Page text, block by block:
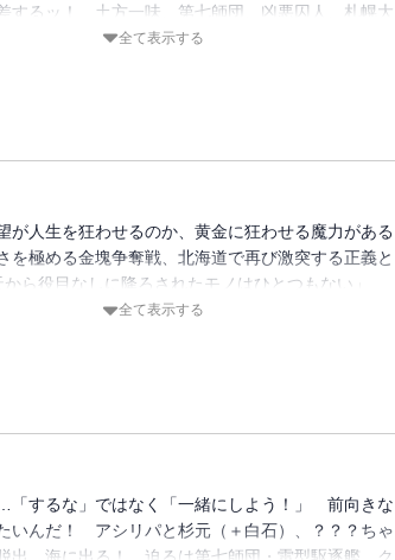
するッ！ 土方一味、第七師団、凶悪囚人、札幌大
賊房太郎、水中戦!!! 怒濤の波濤に、息継ぎ禁止の
全て表示する
が人生を狂わせるのか、黄金に狂わせる魔力がある
を極める金塊争奪戦、北海道で再び激突する正義と
ら役目なしに降ろされたモノはひとつもない」
ラマッ、鯉登・月島、そして、家永。役目が問われ
全て表示する
「するな」ではなく「一緒にしよう！」 前向きな
いんだ！ アシリパと杉元（＋白石）、？？？ちゃ